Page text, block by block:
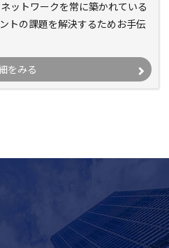
ットワークを常に築かれている
トの課題を解決するためお手伝
をみる